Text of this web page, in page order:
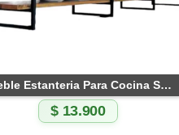
Mueble Estanteria Para Cocina Suspendida
$13.900